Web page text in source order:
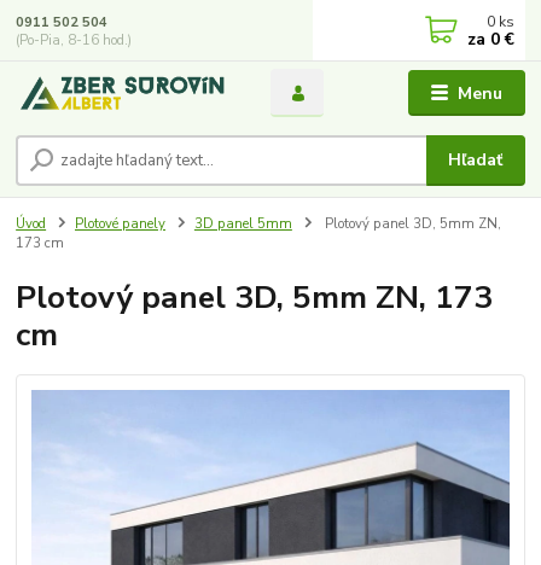
Menu
Hľadať
0911 502 504
(Po-Pia, 8-16 hod.)
0 ks
za 0 €
Úvod Plotové panely 3D panel 5mm
Plotový panel 3D, 5mm ZN,
173 cm
Plotový panel 3D, 5mm ZN, 173
cm